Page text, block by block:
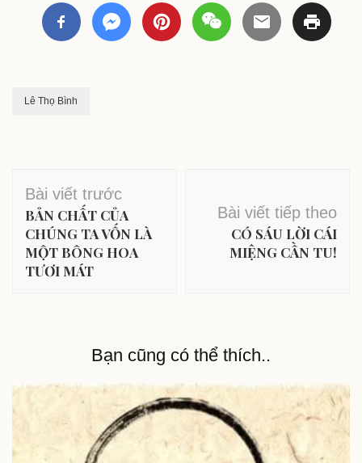
Lê Thọ Bình
Điều
hướng
bài
viết
Bài viết trước
BẢN CHẤT CỦA
CHÚNG TA VỐN LÀ
MỘT BÔNG HOA
TƯƠI MÁT
Bài viết tiếp theo
CÓ SÁU LỜI CÁI
MIỆNG CẦN TU!
Bạn cũng có thể thích..